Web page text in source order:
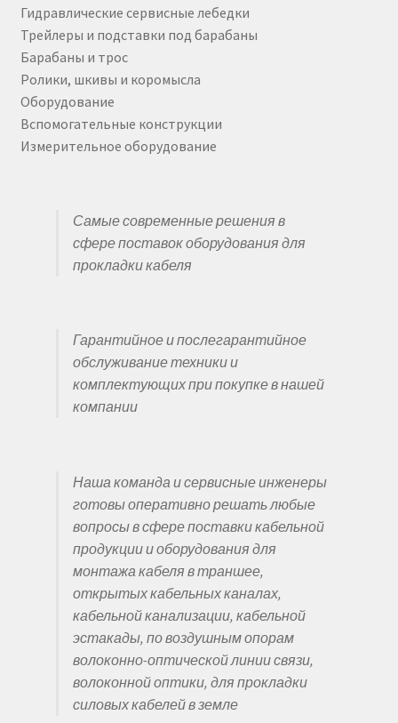
Гидравлические сервисные лебедки
Трейлеры и подставки под барабаны
Барабаны и трос
Ролики, шкивы и коромысла
Оборудование
Вспомогательные конструкции
Измерительное оборудование
Самые современные решения в
сфере поставок оборудования для
прокладки кабеля
Гарантийное и послегарантийное
обслуживание техники и
комплектующих при покупке в нашей
компании
Наша команда и сервисные инженеры
готовы оперативно решать любые
вопросы в сфере поставки кабельной
продукции и оборудования для
монтажа кабеля в траншее,
открытых кабельных каналах,
кабельной канализации, кабельной
эстакады, по воздушным опорам
волоконно-оптической линии связи,
волоконной оптики, для прокладки
силовых кабелей в земле